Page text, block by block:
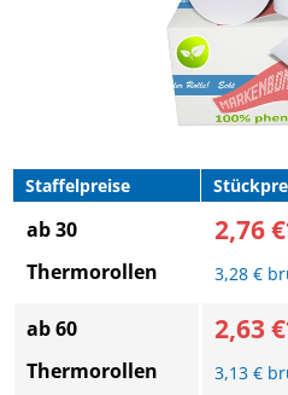
Staffelpreise
ab 30
Thermorollen
2,76
3,28 €
ab 60
Thermorollen
2,63
3,13 €